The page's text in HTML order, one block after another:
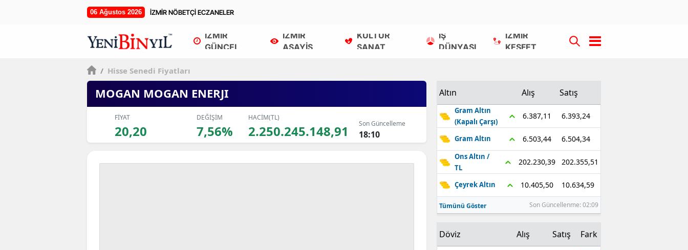
06 Ağustos 2026 İZMİR NÖBETÇİ ECZANELER
İZMİR
GÜNCEL
İZMİR
ASAYİŞ
KÜLTÜR
SANAT
İŞ
DÜNYASI
İZMİR
KEŞFET
/ Hisse Senedi Fiyatları
MOGAN MOGAN ENERJI
FİYAT
20,20
DEĞİŞİM
7,56%
HACİM(TL)
2.250.245.148,91 Son Güncelleme
18:10
Altın Alış Satış
Gram Altın
(Kapalı Çarşı)
6.387,11 6.393,24
Gram Altın 6.503,44 6.504,34
Ons Altın /
TL
202.230,39 202.355,51
Çeyrek Altın 10.405,50 10.634,59
Tümünü Göster Son Güncellenme: 02:09
Döviz Alış Satış Fark